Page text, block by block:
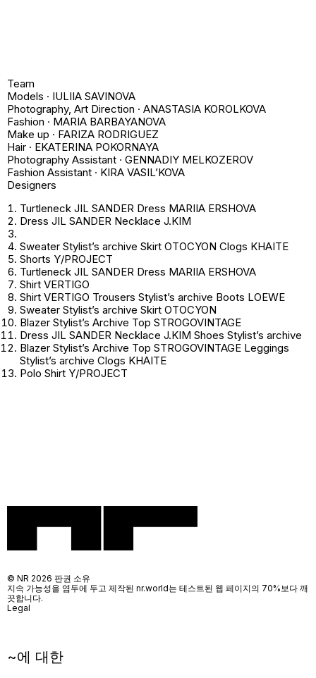
Team
Models · IULIIA SAVINOVA
Photography, Art Direction · ANASTASIA KOROLKOVA
Fashion · MARIA BARBAYANOVA
Make up · FARIZA RODRIGUEZ
Hair · EKATERINA POKORNAYA
Photography Assistant · GENNADIY MELKOZEROV
Fashion Assistant · KIRA VASIL’KOVA
Designers
Turtleneck JIL SANDER Dress MARIIA ERSHOVA
Dress JIL SANDER Necklace J.KIM
Sweater Stylist’s archive Skirt OTOCYON Clogs KHAITE
Shorts Y/PROJECT
Turtleneck JIL SANDER Dress MARIIA ERSHOVA
Shirt VERTIGO
Shirt VERTIGO Trousers Stylist’s archive Boots LOEWE
Sweater Stylist’s archive Skirt OTOCYON
Blazer Stylist’s Archive Top STROGOVINTAGE
Dress JIL SANDER Necklace J.KIM Shoes Stylist’s archive
Blazer Stylist’s Archive Top STROGOVINTAGE Leggings
Stylist’s archive Clogs KHAITE
Polo Shirt Y/PROJECT
~에 대한
© NR 2026 판권 소유
지속 가능성을 염두에 두고 제작된 nr.world는 테스트된 웹 페이지의 70%보다 깨
끗합니다.
Legal